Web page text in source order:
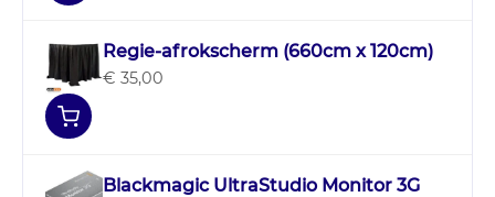
Regie-afrokscherm (660cm x 120cm)
€ 35,00
Blackmagic UltraStudio Monitor 3G